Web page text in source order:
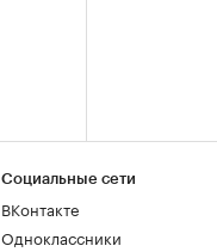
Социальные сети
ВКонтакте
Одноклассники